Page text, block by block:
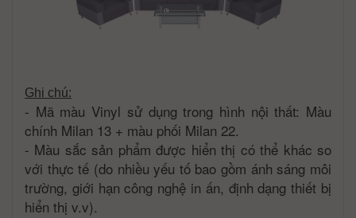
Ghi chú:
- Mã màu Vinyl sử dụng trong hình nội thất: Màu
chính Milan 13 + màu phối Milan 22.
- Màu sắc sản phẩm được hiển thị có thể khác so
với thực tế (do nhiều yếu tố bao gồm ánh sáng môi
trường, giới hạn công nghệ in ấn, định dạng thiết bị
hiển thị v.v).